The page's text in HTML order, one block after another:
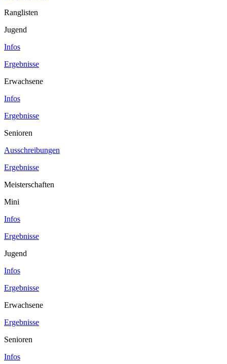
Ranglisten
Jugend
Infos
Ergebnisse
Erwachsene
Infos
Ergebnisse
Senioren
Ausschreibungen
Ergebnisse
Meisterschaften
Mini
Infos
Ergebnisse
Jugend
Infos
Ergebnisse
Erwachsene
Ergebnisse
Senioren
Infos